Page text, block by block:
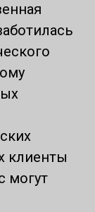
клиенты
могут